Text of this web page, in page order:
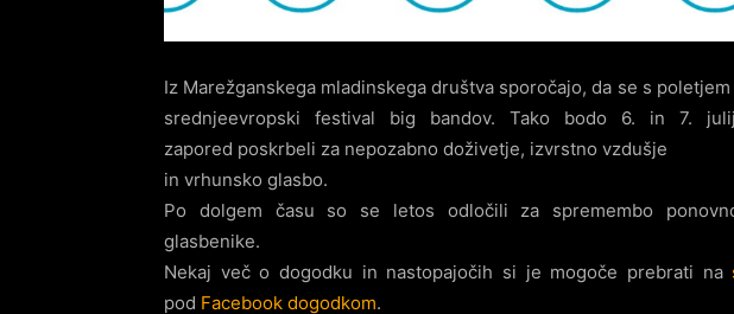
Iz Marežganskega mladinskega društva sporočajo, da se s
srednjeevropski festival big bandov. Tako bodo 6. in 7.
zapored poskrbeli za nepozabno doživetje, izvrstno vzdušje
in vrhunsko glasbo.
Po dolgem času so se letos odločili za spremembo
glasbenike.
Nekaj več o dogodku in nastopajočih si je mogoče prebrati na
pod Facebook dogodkom.